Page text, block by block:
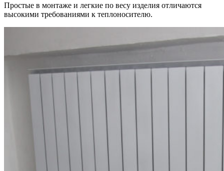
Простые в монтаже и легкие по весу изделия отличаются
высокими требованиями к теплоносителю.